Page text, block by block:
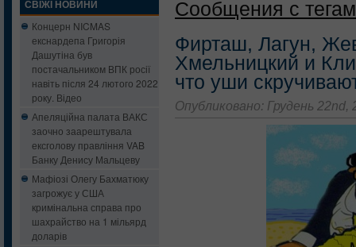
СВІЖІ НОВИНИ
Концерн NICMAS
екснардепа Григорія
Дашутіна був
постачальником ВПК росії
навіть після 24 лютого 2022
року. Відео
Апеляційна палата ВАКС
заочно заарештувала
ексголову правління VAB
Банку Денису Мальцеву
Мафіозі Олегу Бахматюку
загрожує у США
кримінальна справа про
шахрайство на 1 мільярд
доларів
Сообщения с
Фирташ, Лагун,
Хмельницкий и
что уши
Опубликовано: Грудень 22nd,